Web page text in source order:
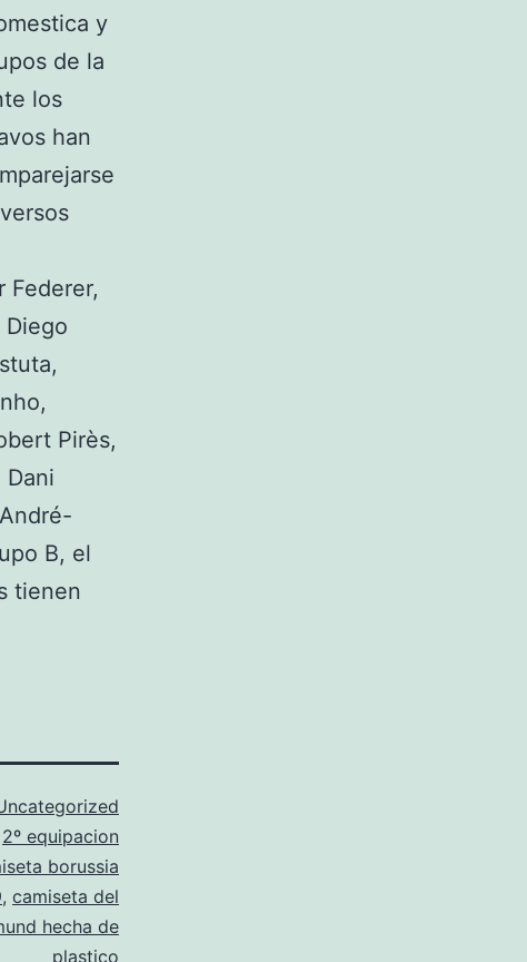
y
de la
los
han
Federer,
Pirès,
B, el
tienen
2º equipacion
borussia
, camiseta del
hecha de
plastico